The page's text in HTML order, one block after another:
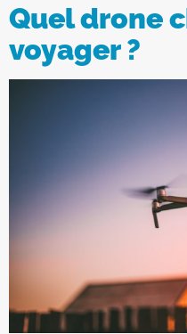
Quel drone
voyager ?